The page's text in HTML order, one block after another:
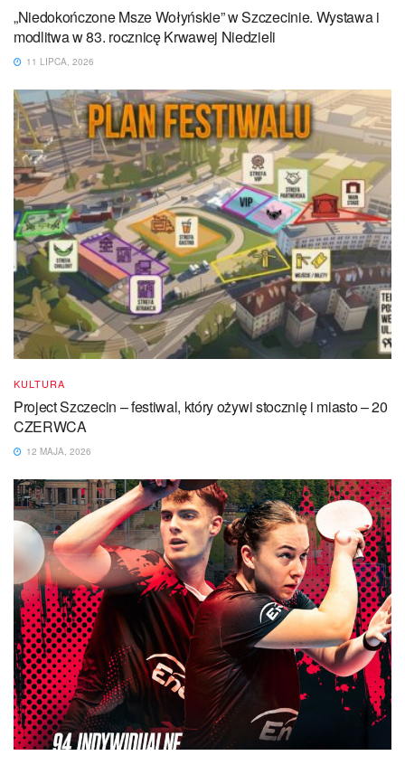
„Niedokończone Msze Wołyńskie” w Szczecinie. Wystawa i
modlitwa w 83. rocznicę Krwawej Niedzieli
11 LIPCA, 2026
KULTURA
Project Szczecin – festiwal, który ożywi stocznię i miasto – 20
CZERWCA
12 MAJA, 2026